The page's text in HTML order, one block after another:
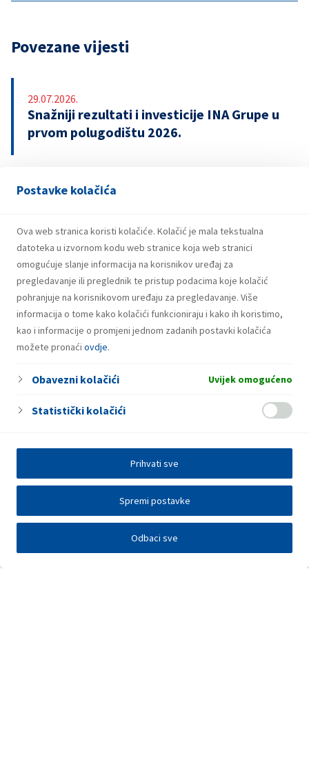
Postavke kolačića
Ova web stranica koristi kolačiće. Kolačić je mala tekstualna
datoteka u izvornom kodu web stranice koja web stranici
omogućuje slanje informacija na korisnikov uređaj za
pregledavanje ili preglednik te pristup podacima koje kolačić
pohranjuje na korisnikovom uređaju za pregledavanje. Više
informacija o tome kako kolačići funkcioniraju i kako ih koristimo,
kao i informacije o promjeni jednom zadanih postavki kolačića
možete pronaći ovdje.
Obavezni kolačići Uvijek omogućeno
Statistički kolačići
Odbaci sve
Spremi postavke
Prihvati sve
Povezane vijesti
29.07.2026.
Snažniji rezultati i investicije INA Grupe u
prvom polugodištu 2026.
21.07.2026.
u iznosu od 500 milijuna eura